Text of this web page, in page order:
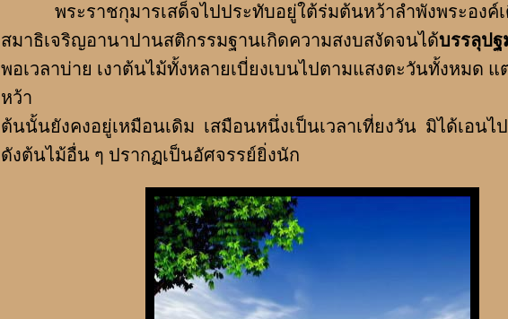
พระราชกุมารเสด็จไปประทับอยู่ใต้ร่มต้นหว้าลำพังพระองค์
สมาธิเจริญอานาปานสติกรรมฐานเกิดความสงบสงัดจนได้บรรลุป
พอเวลาบ่าย เงาต้นไม้ทั้งหลายเบี่ยงเบนไปตามแสงตะวันทั้งหมด แ
หว้า
ต้นนั้นยังคงอยู่เหมือนเดิม เสมือนหนึ่งเป็นเวลาเที่ยงวัน มิได้เอนไ
ดังต้นไม้อื่น ๆ ปรากฏเป็นอัศจรรย์ยิ่งนัก